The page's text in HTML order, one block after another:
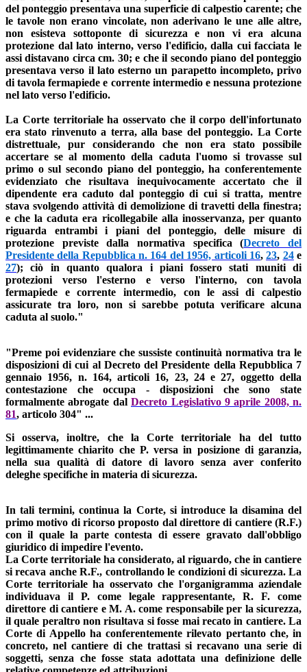
del ponteggio presentava una superficie di calpestio carente; che
le tavole non erano vincolate, non aderivano le une alle altre,
non esisteva sottoponte di sicurezza e non vi era alcuna
protezione dal lato interno, verso l'edificio, dalla cui facciata le
assi distavano circa cm. 30; e che il secondo piano del ponteggio
presentava verso il lato esterno un parapetto incompleto, privo
di tavola fermapiede e corrente intermedio e nessuna protezione
nel lato verso l'edificio.
La Corte territoriale ha osservato che il corpo dell'infortunato
era stato rinvenuto a terra, alla base del ponteggio. La Corte
distrettuale, pur considerando che non era stato possibile
accertare se al momento della caduta l'uomo si trovasse sul
primo o sul secondo piano del ponteggio, ha conferentemente
evidenziato che risultava inequivocamente accertato che il
dipendente era caduto dal ponteggio di cui si tratta, mentre
stava svolgendo attività di demolizione di travetti della finestra;
e che la caduta era ricollegabile alla inosservanza, per quanto
riguarda entrambi i piani del ponteggio, delle misure di
protezione previste dalla normativa specifica (Decreto del
Presidente della Repubblica n. 164 del 1956, articoli 16,23, 24e
27); ciò in quanto qualora i piani fossero stati muniti di
protezioni verso l'esterno e verso l'interno, con tavola
fermapiede e corrente intermedio, con le assi di calpestio
assicurate tra loro, non si sarebbe potuta verificare alcuna
caduta al suolo."
"Preme poi evidenziare che sussiste continuità normativa tra le
disposizioni di cui al Decreto del Presidente della Repubblica 7
gennaio 1956, n. 164, articoli 16, 23, 24 e 27, oggetto della
contestazione che occupa - disposizioni che sono state
formalmente abrogate dalDecreto Legislativo 9 aprile 2008, n.
81, articolo 304" ...
Si osserva, inoltre, che la Corte territoriale ha del tutto
legittimamente chiarito che P. versa in posizione di garanzia,
nella sua qualità di datore di lavoro senza aver conferito
deleghe specifiche in materia di sicurezza.
In tali termini, continua la Corte, si introduce la disamina del
primo motivo di ricorso proposto dal direttore di cantiere (R.F.)
con il quale la parte contesta di essere gravato dall'obbligo
giuridico di impedire l'evento.
La Corte territoriale ha considerato, al riguardo, che in cantiere
si recava anche R.F., controllando le condizioni di sicurezza. La
Corte territoriale ha osservato che l'organigramma aziendale
individuava il P. come legale rappresentante, R. F. come
direttore di cantiere e M. A. come responsabile per la sicurezza,
il quale peraltro non risultava si fosse mai recato in cantiere. La
Corte di Appello ha conferentemente rilevato pertanto che, in
concreto, nel cantiere di che trattasi si recavano una serie di
soggetti, senza che fosse stata adottata una definizione delle